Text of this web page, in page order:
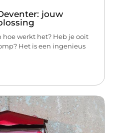
jouw
werkt het? Heb je ooit
Het is een ingenieus